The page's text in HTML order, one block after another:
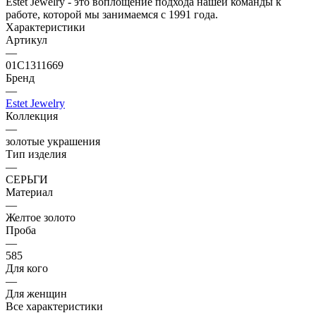
работе, которой мы занимаемся с 1991 года.
Характеристики
Артикул
—
01С1311669
Бренд
—
Estet Jewelry
Коллекция
—
золотые украшения
Тип изделия
—
СЕРЬГИ
Материал
—
Желтое золото
Проба
—
585
Для кого
—
Для женщин
Все характеристики